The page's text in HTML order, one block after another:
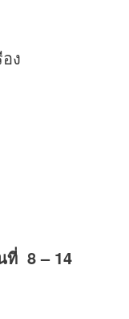
ง
ที่ 8 – 14